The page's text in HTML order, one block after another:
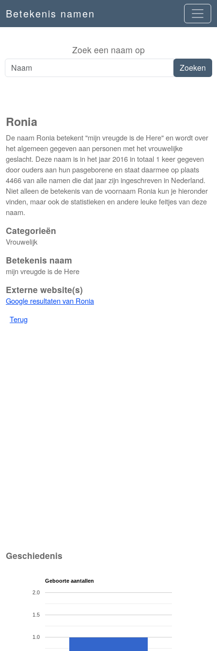
Betekenis namen
Zoek een naam op
Ronia
De naam Ronia betekent "mijn vreugde is de Here" en wordt over
het algemeen gegeven aan personen met het vrouwelijke
geslacht. Deze naam is in het jaar 2016 in totaal 1 keer gegeven
door ouders aan hun pasgeborene en staat daarmee op plaats
4466 van alle namen die dat jaar zijn ingeschreven in Nederland.
Niet alleen de betekenis van de voornaam Ronia kun je hieronder
vinden, maar ook de statistieken en andere leuke feitjes van deze
naam.
Categorieën
Vrouwelijk
Betekenis naam
mijn vreugde is de Here
Externe website(s)
Google resultaten van Ronia
Terug
Geschiedenis
Geboorte aantallen
1.0
1.5
2.0